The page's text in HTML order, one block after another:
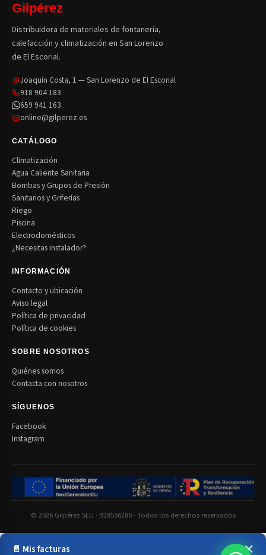
Gilpérez
Distribuidora de materiales de fontanería,
calefacción y climatización en San Lorenzo
de El Escorial.
Joaquín Costa, 1 — San Lorenzo de El Escorial
918 904 183
659 941 163
online@gilperez.es
CATÁLOGO
Climatización
Agua Caliente Sanitaria
Bombas y Grupos de Presión
Sanitarios y Griferías
Riego
Piscina
Electrodomésticos
¿Necesitas instalador?
INFORMACIÓN
Contacto y ubicación
Aviso legal
Política de privacidad
Política de cookies
SOBRE NOSOTROS
Quiénes somos
Contacta con nosotros
SÍGUENOS
Facebook
Instagram
© 2026 Gilpérez SLU · B28556280 · Todos los derechos reservados
📄 Mis facturas ✕